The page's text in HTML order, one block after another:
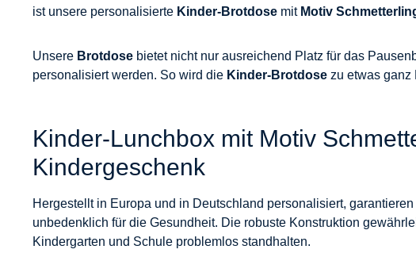
ist unsere personalisierte Kinder-Brotdose mit Motiv
Unsere Brotdose bietet nicht nur ausreichend Platz für das
personalisiert werden. So wird die Kinder-Brotdose zu etwas ganz
Kinder-Lunchbox mit Motiv
Kindergeschenk
Hergestellt in Europa und in Deutschland personalisiert,
unbedenklich für die Gesundheit. Die robuste Konstruktion
Kindergarten und Schule problemlos standhalten.